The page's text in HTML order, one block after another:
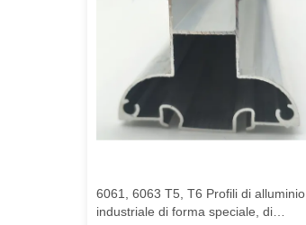
6061, 6063 T5, T6 Profili di alluminio
industriale di forma speciale, di